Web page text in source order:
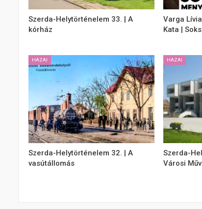
Szerda-Helytörténelem 33. | A
kórház
Varga
Kata |
HAZAI
Szerda-Helytörténelem 32. | A
vasútállomás
HAZAI
Szerda-
Városi